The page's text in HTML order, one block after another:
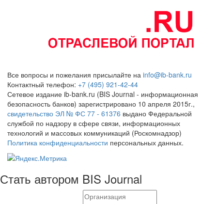
Все вопросы и пожелания присылайте на info@ib-bank.ru
Контактный телефон: +7 (495) 921-42-44
Сетевое издание ib-bank.ru (BIS Journal - информационная
безопасность банков) зарегистрировано 10 апреля 2015г.,
свидетельство ЭЛ № ФС 77 - 61376 выдано Федеральной
службой по надзору в сфере связи, информационных
технологий и массовых коммуникаций (Роскомнадзор)
Политика конфиденциальности персональных данных.
Стать автором BIS Journal